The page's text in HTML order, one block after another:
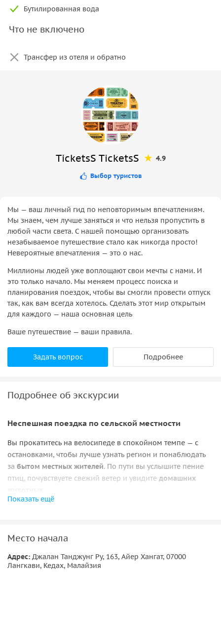
Бутилированная вода
Что не включено
Трансфер из отеля и обратно
TicketsS TicketsS 4.9
Выбор туристов
Мы — ваш личный гид по неповторимым впечатлениям.
Мы знаем, чем лучше заняться и что нельзя пропустить в
любой части света. С нашей помощью организовать
незабываемое путешествие стало как никогда просто!
Невероятные впечатления — это о нас.
Миллионы людей уже воплощают свои мечты с нами. И
это только начало. Мы меняем процесс поиска и
планирования поездок, чтобы вы смогли провести отпуск
так, как вам всегда хотелось. Сделать этот мир открытым
для каждого — наша основная цель
Ваше путешествие — ваши правила.
Задать вопрос Подробнее
Подробнее об экскурсии
Неспешная поездка по сельской местности
Вы прокатитесь на велосипеде в спокойном темпе — с
остановками, чтобы лучше узнать регион и понаблюдать
за бытом местных жителей. По пути вы услышите пение
птиц, почувствуете свежий ветер и увидите домашних
В финале вы посетите
который любят местные жители, и сможете насладиться
моментом у воды.
Показать ещё
Место начала
Адрес: Джалан Танджунг Ру, 163, Айер Хангат, 07000
Лангкави, Кедах, Малайзия